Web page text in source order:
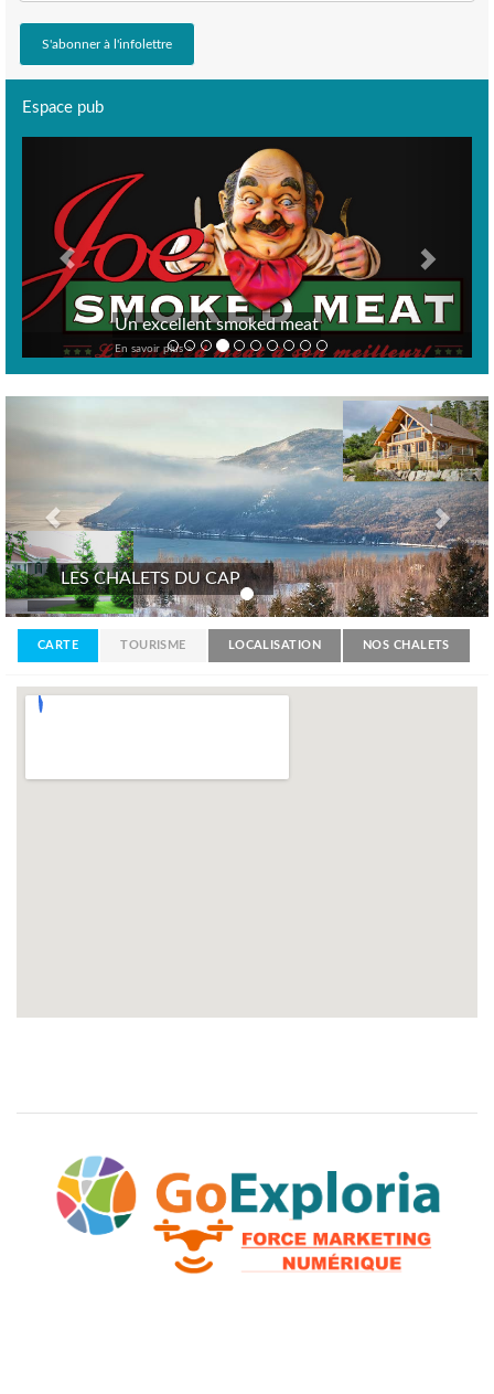
Espace pub
Un excellent smoked meat
En savoir plus >
LES CHALETS DU CAP
CARTE TOURISME LOCALISATION NOS CHALETS